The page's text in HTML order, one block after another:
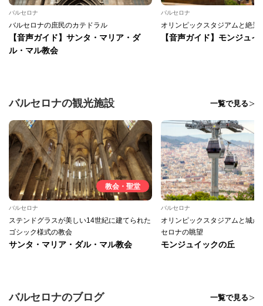
バルセロナ
バルセロナの庶民のカテドラル
【音声ガイド】サンタ・マリア・ダ
ル・マル教会
バルセロナ
オリンピックスタジアムと絶景
【音声ガイド】モンジュイ
バルセロナの観光施設 一覧で見る
教会・聖堂
バルセロナ
ステンドグラスが美しい14世紀に建てられた
ゴシック様式の教会
サンタ・マリア・ダル・マル教会
バルセロナ
オリンピックスタジアムと城か
セロナの眺望
モンジュイックの丘
バルセロナのブログ 一覧で見る